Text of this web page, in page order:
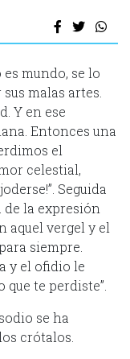
mundo, se lo
malas artes.
Y en ese
Entonces una
el
celestial,
Seguida
la expresión
aquel vergel y el
siempre.
y el ofidio le
te perdiste”.
se ha
crótalos.